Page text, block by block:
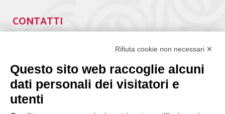
CONTATTI
segreteria@lps.coop
Rifiuta cookie non necessari ✕
Questo sito web raccoglie alcuni
dati personali dei visitatori e
utenti